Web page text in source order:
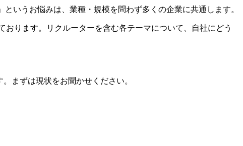
いうお悩みは、業種・規模を問わず多くの企業に共通します。
ります。リクルーターを含む各テーマについて、自社にどう
まずは現状をお聞かせください。